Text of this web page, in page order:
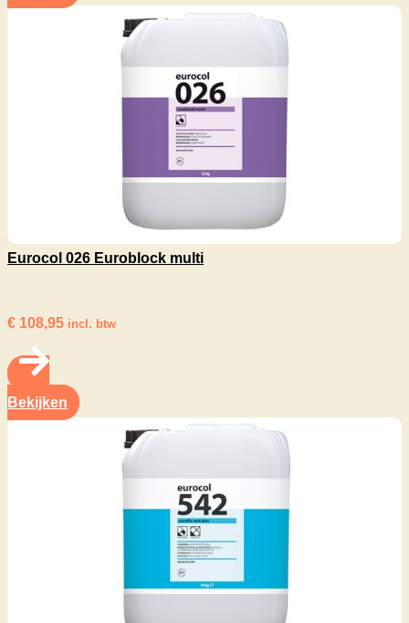
Eurocol 026 Euroblock multi
€ 108,95 incl. btw
Bekijken